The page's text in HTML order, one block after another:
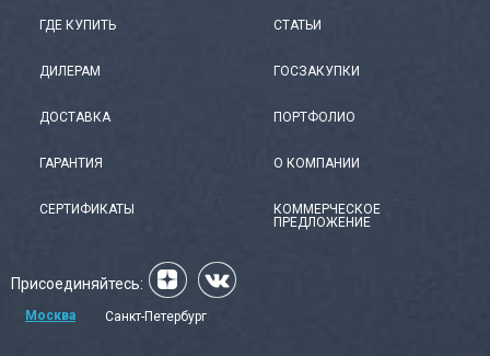
ГДЕ КУПИТЬ
ДИЛЕРАМ
ДОСТАВКА
ГАРАНТИЯ
СЕРТИФИКАТЫ
СТАТЬИ
ГОСЗАКУПКИ
ПОРТФОЛИО
О КОМПАНИИ
КОММЕРЧЕСКОЕ
ПРЕДЛОЖЕНИЕ
Присоединяйтесь:
Москва Санкт-Петербург